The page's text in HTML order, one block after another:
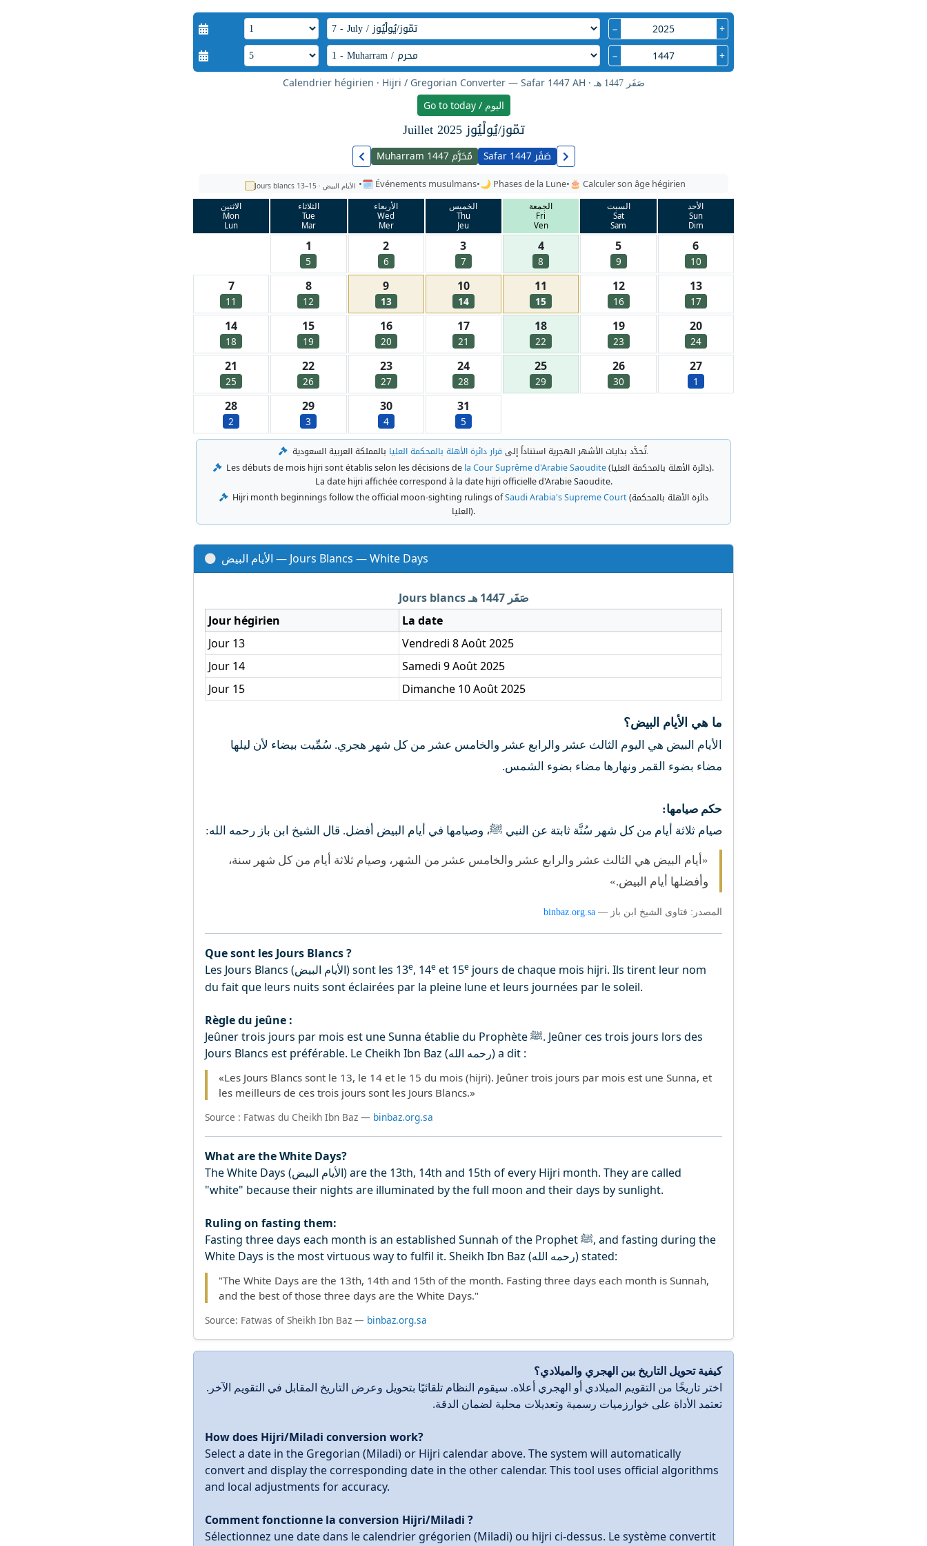
− +
− +
Calendrier hégirien · Hijri / Gregorian Converter — Safar 1447 AH · صَفَر 1447 هـ
Go to today / اليوم
Juillet تمّوز/يُولْيُوز2025
Muharram 1447 مُحَرَّم Safar 1447 صَفَر
Jours blancs 13–15 · الأيام البيض •🗓 Événements musulmans•🌙 Phases de la Lune•🎂 Calculer son âge hégirien
الاثنين
Mon
Lun
الثلاثاء
Tue
Mar
الأربعاء
Wed
Mer
الخميس
Thu
Jeu
الجمعة
Fri
Ven
السبت
Sat
Sam
الأحد
Sun
Dim
1
5
2
6
3
7
4
8
5
9
6
10
7
11
8
12
9
13
10
14
11
15
12
16
13
17
14
18
15
19
16
20
17
21
18
22
19
23
20
24
21
25
22
26
23
27
24
28
25
29
26
30
27
1
28
2
29
3
30
4
31
5
تُحدَّد بدايات الأشهر الهجرية استناداً إلى قرار دائرة الأهلة بالمحكمة العليا بالمملكة العربية السعودية.
Les débuts de mois hijri sont établis selon les décisions de la Cour Suprême d'Arabie Saoudite(دائرة الأهلة بالمحكمة العليا).
La date hijri affichée correspond à la date hijri officielle d'Arabie Saoudite.
Hijri month beginnings follow the official moon-sighting rulings ofSaudi Arabia's Supreme Court(دائرة الأهلة بالمحكمة
العليا).
الأيام البيض — Jours Blancs — White Days
Jours blancs صَفَر 1447 هـ
Jour hégirien
La date
Jour 13
Vendredi 8 Août 2025
Jour 14
Samedi 9 Août 2025
Jour 15
Dimanche 10 Août 2025
ما هي الأيام البيض؟
الأيام البيض هي اليوم الثالث عشر والرابع عشر والخامس عشر من كل شهر هجري. سُمِّيت بيضاء لأن ليلها
مضاء بضوء القمر ونهارها مضاء بضوء الشمس.
حكم صيامها:
صيام ثلاثة أيام من كل شهر سُنَّة ثابتة عن النبي ﷺ، وصيامها في أيام البيض أفضل. قال الشيخ ابن باز رحمه الله:
«أيام البيض هي الثالث عشر والرابع عشر والخامس عشر من الشهر، وصيام ثلاثة أيام من كل شهر سنة،
وأفضلها أيام البيض.»
المصدر: فتاوى الشيخ ابن باز — binbaz.org.sa
Que sont les Jours Blancs ?
Les Jours Blancs (الأيام البيض ) sont les 13e, 14e et 15e jours de chaque mois hijri. Ils tirent leur nom
du fait que leurs nuits sont éclairées par la pleine lune et leurs journées par le soleil.
Règle du jeûne :
Jeûner trois jours par mois est une Sunna établie du Prophète ﷺ. Jeûner ces trois jours lors des
Jours Blancs est préférable. Le Cheikh Ibn Baz (رحمه الله) a dit :
«Les Jours Blancs sont le 13, le 14 et le 15 du mois (hijri). Jeûner trois jours par mois est une Sunna, et
les meilleurs de ces trois jours sont les Jours Blancs.»
Source : Fatwas du Cheikh Ibn Baz — binbaz.org.sa
What are the White Days?
The White Days (الأيام البيض ) are the 13th, 14th and 15th of every Hijri month. They are called
"white" because their nights are illuminated by the full moon and their days by sunlight.
Ruling on fasting them:
Fasting three days each month is an established Sunnah of the Prophet ﷺ, and fasting during the
White Days is the most virtuous way to fulfil it. Sheikh Ibn Baz (رحمه الله) stated:
"The White Days are the 13th, 14th and 15th of the month. Fasting three days each month is Sunnah,
and the best of those three days are the White Days."
Source: Fatwas of Sheikh Ibn Baz — binbaz.org.sa
كيفية تحويل التاريخ بين الهجري والميلادي؟
اختر تاريخًا من التقويم الميلادي أو الهجري أعلاه. سيقوم النظام تلقائيًا بتحويل وعرض التاريخ المقابل في التقويم الآخر.
تعتمد الأداة على خوارزميات رسمية وتعديلات محلية لضمان الدقة.
How does Hijri/Miladi conversion work?
Select a date in the Gregorian (Miladi) or Hijri calendar above. The system will automatically
convert and display the corresponding date in the other calendar. This tool uses official algorithms
and local adjustments for accuracy.
Comment fonctionne la conversion Hijri/Miladi ?
Sélectionnez une date dans le calendrier grégorien (Miladi) ou hijri ci-dessus. Le système convertit